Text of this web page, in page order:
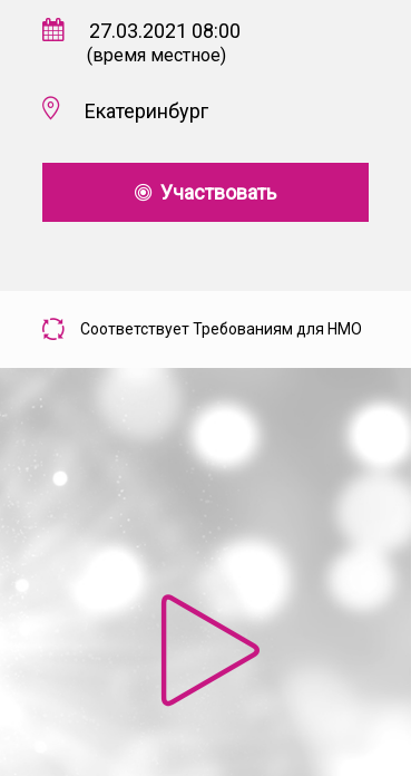
27.03.2021 08:00
(время местное)
Екатеринбург
Участвовать
Соответствует Требованиям для НМО